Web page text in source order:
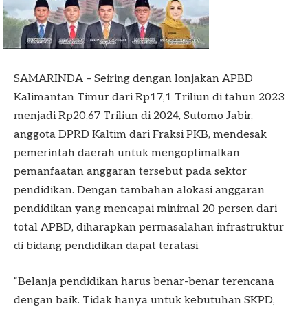
SAMARINDA – Seiring dengan lonjakan APBD
Kalimantan Timur dari Rp17,1 Triliun di tahun 2023
menjadi Rp20,67 Triliun di 2024, Sutomo Jabir,
anggota DPRD Kaltim dari Fraksi PKB, mendesak
pemerintah daerah untuk mengoptimalkan
pemanfaatan anggaran tersebut pada sektor
pendidikan. Dengan tambahan alokasi anggaran
pendidikan yang mencapai minimal 20 persen dari
total APBD, diharapkan permasalahan infrastruktur
di bidang pendidikan dapat teratasi.
“Belanja pendidikan harus benar-benar terencana
dengan baik. Tidak hanya untuk kebutuhan SKPD,